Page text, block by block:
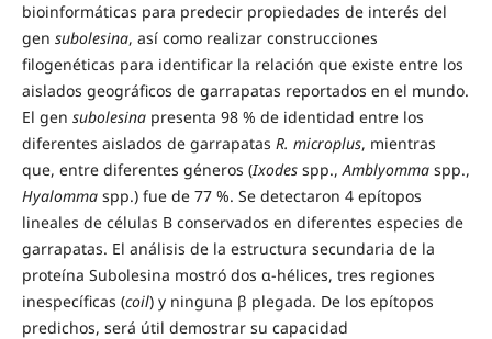
bioinformáticas para predecir propiedades de interés del
gen subolesina, así como realizar construcciones
filogenéticas para identificar la relación que existe entre los
aislados geográficos de garrapatas reportados en el mundo.
El gen subolesinapresenta 98 % de identidad entre los
diferentes aislados de garrapatas R. microplus, mientras
que, entre diferentes géneros (Ixodesspp.,Amblyommaspp.,
Hyalommaspp.) fue de 77 %. Se detectaron 4 epítopos
lineales de células B conservados en diferentes especies de
garrapatas. El análisis de la estructura secundaria de la
proteína Subolesina mostró dos α-hélices, tres regiones
inespecíficas (coil) y ninguna β plegada. De los epítopos
predichos, será útil demostrar su capacidad